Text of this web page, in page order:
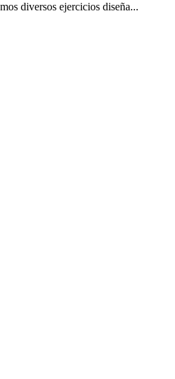
diversos ejercicios diseña...